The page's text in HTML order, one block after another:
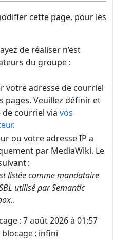
cette page, pour les
de réaliser n’est
du groupe :
votre adresse de courriel
pages. Veuillez définir et
courriel via vos
.
ou votre adresse IP a
par MediaWiki. Le
:
listée comme mandataire
utilisé par Semantic
.
: 7 août 2026 à 01:57
: infini